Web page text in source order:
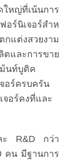
ใหญ่ที่เน้นการ
อร์นิเจอร์สําห
กแต่งสวยงาม
ตและการขาย
นท์บูติค
อร์ครบครัน
จอร์คงที่และ
ะ R&D กว่า
คน มีฐานการ